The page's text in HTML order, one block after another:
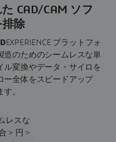
CAD/CAM ソフ
排除
EXPERIENCE プラットフォ
造のためのシームレスな単
ル変換やデータ・サイロを
ー全体をスピードアップ
。